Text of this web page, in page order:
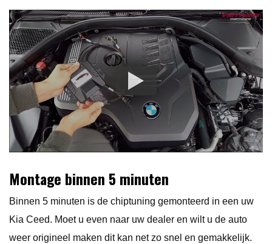
Montage binnen 5 minuten
Binnen 5 minuten is de chiptuning gemonteerd in een uw
Kia Ceed. Moet u even naar uw dealer en wilt u de auto
weer origineel maken dit kan net zo snel en gemakkelijk.